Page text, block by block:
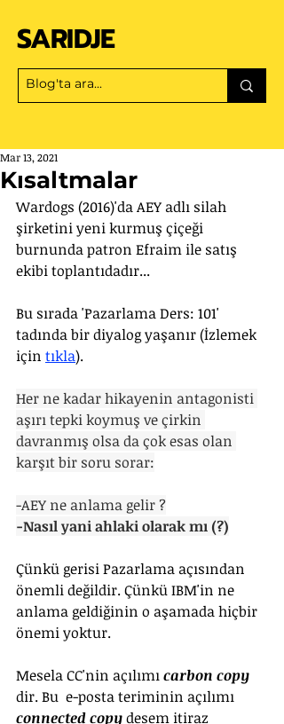
SARIDJE
Kısaltmalar
Mar 13, 2021
Wardogs (2016)'da AEY adlı silah
şirketini yeni kurmuş çiçeği
burnunda patron Efraim ile satış
ekibi toplantıdadır...
Bu sırada 'Pazarlama Ders: 101'
tadında bir diyalog yaşanır (İzlemek
için tıkla).
Her ne kadar hikayenin antagonisti
aşırı tepki koymuş ve çirkin
davranmış olsa da çok esas olan
karşıt bir soru sorar:
-AEY ne anlama gelir ?
-Nasıl yani ahlaki olarak mı (?)
Çünkü gerisi Pazarlama açısından
önemli değildir. Çünkü IBM'in ne
anlama geldiğinin o aşamada hiçbir
önemi yoktur.
Mesela CC'nin açılımı carbon copy
dir. Bu  e-posta teriminin açılımı
connected copy desem itiraz